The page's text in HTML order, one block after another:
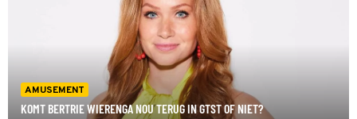
AMUSEMENT
KOMT BERTRIE WIERENGA NOU TERUG IN GTST OF NIET?